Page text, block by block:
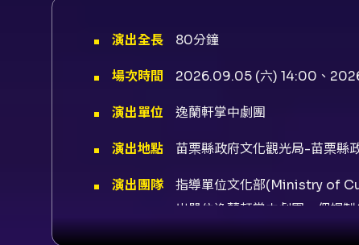
演出全長 80分鐘
場次時間 2026.09.05 (六) 14:00、
演出單位 逸蘭軒掌中劇團
演出地點 苗栗縣政府文化觀光局-苗栗縣
演出團隊
指導單位文化部(Ministry of
出單位逸蘭軒掌中劇團、偶帽
明治、演師鍾亞辰、演師鍾亞